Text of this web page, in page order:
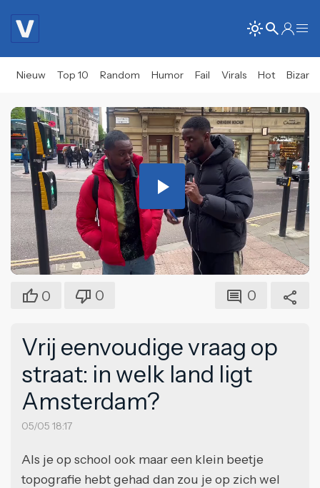
Nieuw Top 10 Random Humor Fail Virals Hot Bizar
Play
Video
0 0 0
Vrij eenvoudige vraag op
straat: in welk land ligt
Amsterdam?
05/05 18:17
Als je op school ook maar een klein beetje
topografie hebt gehad dan zou je op zich wel